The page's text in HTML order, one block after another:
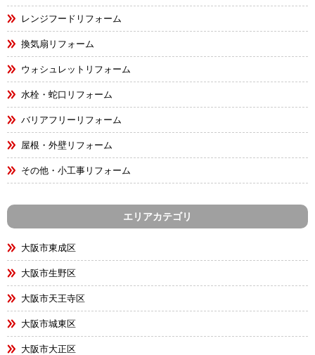
レンジフードリフォーム
換気扇リフォーム
ウォシュレットリフォーム
水栓・蛇口リフォーム
バリアフリーリフォーム
屋根・外壁リフォーム
その他・小工事リフォーム
エリアカテゴリ
大阪市東成区
大阪市生野区
大阪市天王寺区
大阪市城東区
大阪市大正区